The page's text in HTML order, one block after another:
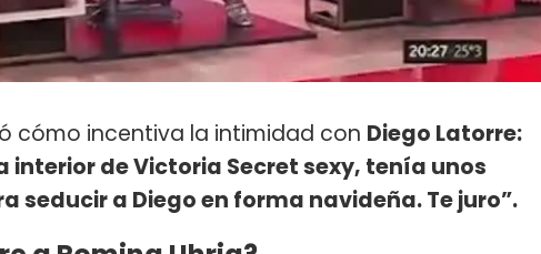
cómo incentiva la intimidad con Diego Latorre:
interior de Victoria Secret sexy, tenía unos
seducir a Diego en forma navideña. Te juro”.